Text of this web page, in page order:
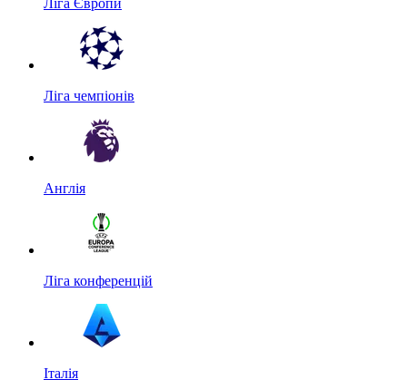
Ліга Європи
Ліга чемпіонів
Англія
Ліга конференцій
Італія